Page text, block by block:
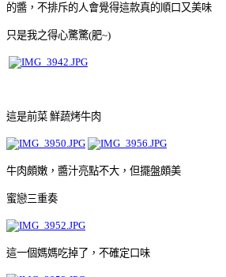
的醬，不排斥的人會覺得這款真的順口又美味
只是我之得心驚驚(肥~)
這是前菜 鮮蔬烤牛肉
牛肉頗嫩，醬汁亮點不大，但擺盤頗美
蜜戀三重奏
這一個媽媽吃掉了，不確定口味